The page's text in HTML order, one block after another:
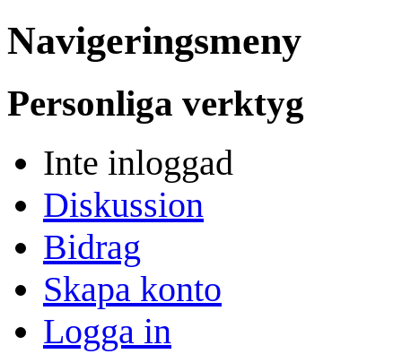
Navigeringsmeny
Personliga verktyg
Inte inloggad
Diskussion
Bidrag
Skapa konto
Logga in